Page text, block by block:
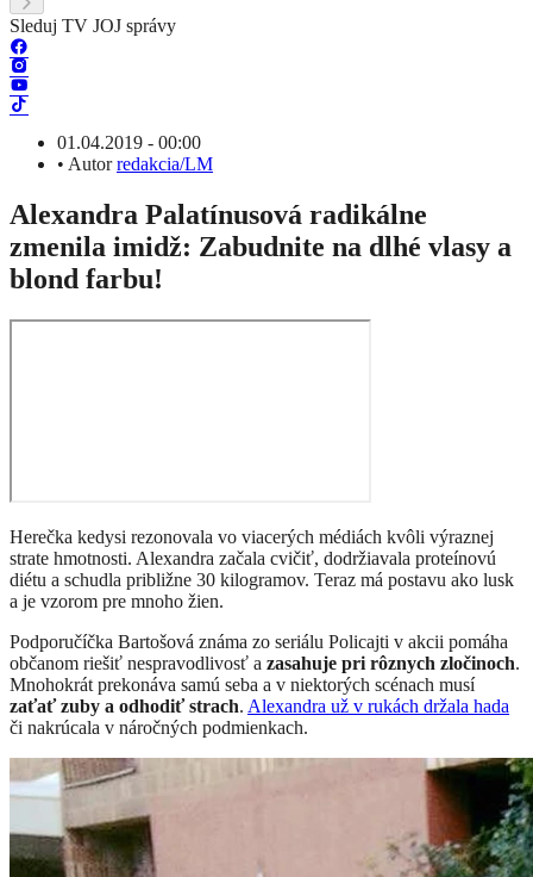
Sleduj TV JOJ správy
01.04.2019 - 00:00
• Autorredakcia/LM
Alexandra Palatínusová radikálne
zmenila imidž: Zabudnite na dlhé vlasy a
blond farbu!
Herečka kedysi rezonovala vo viacerých médiách kvôli výraznej
strate hmotnosti. Alexandra začala cvičiť, dodržiavala proteínovú
diétu a schudla približne 30 kilogramov. Teraz má postavu ako lusk
a je vzorom pre mnoho žien.
Podporučíčka Bartošová známa zo seriálu Policajti v akcii pomáha
občanom riešiť nespravodlivosť a zasahuje pri rôznych zločinoch.
Mnohokrát prekonáva samú seba a v niektorých scénach musí
zaťať zuby a odhodiť strach. Alexandra už v rukách držala hada
či nakrúcala v náročných podmienkach.